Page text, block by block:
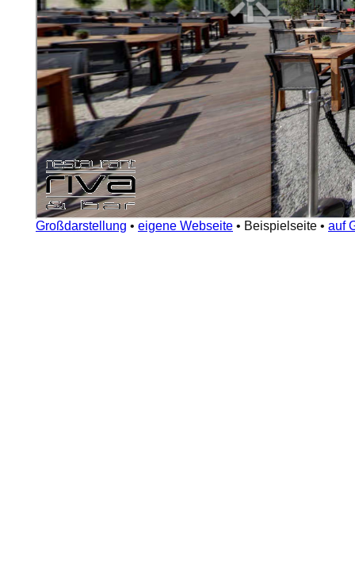
Großdarstellung • eigene Webseite • Beispielseite • auf